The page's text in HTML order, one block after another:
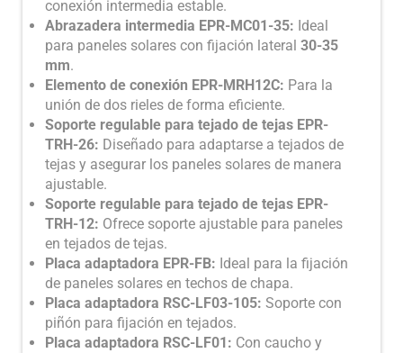
conexión intermedia estable.
Abrazadera intermedia EPR-MC01-35: Ideal
para paneles solares con fijación lateral 30-35
mm.
Elemento de conexión EPR-MRH12C: Para la
unión de dos rieles de forma eficiente.
Soporte regulable para tejado de tejas EPR-
TRH-26: Diseñado para adaptarse a tejados de
tejas y asegurar los paneles solares de manera
ajustable.
Soporte regulable para tejado de tejas EPR-
TRH-12: Ofrece soporte ajustable para paneles
en tejados de tejas.
Placa adaptadora EPR-FB: Ideal para la fijación
de paneles solares en techos de chapa.
Placa adaptadora RSC-LF03-105: Soporte con
piñón para fijación en tejados.
Placa adaptadora RSC-LF01: Con caucho y